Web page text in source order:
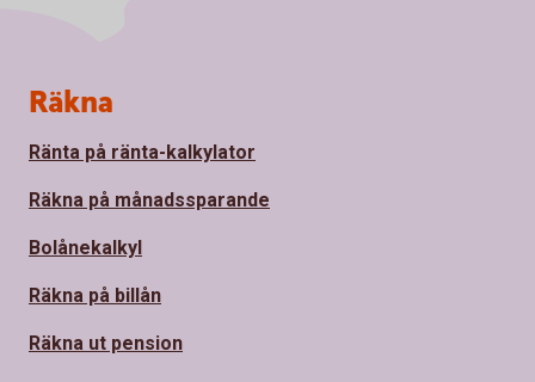
Sidfot
Räkna
Ränta på ränta-kalkylator
Räkna på månadssparande
Bolånekalkyl
Räkna på billån
Räkna ut pension